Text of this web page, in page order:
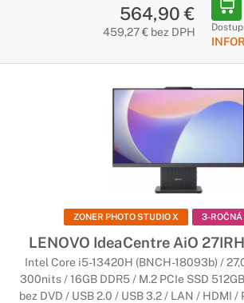
564,90 €
459,27 € bez DPH
ZONER PHOTO STUDIO X 3-
LENOVO IdeaCentre AiO
Intel Core i5-13420H (BNCH-18093b) /
300nits / 16GB DDR5 / M.2 PCIe SSD
bez DVD / USB 2.0 / USB 3.2 / LAN / HDMI /